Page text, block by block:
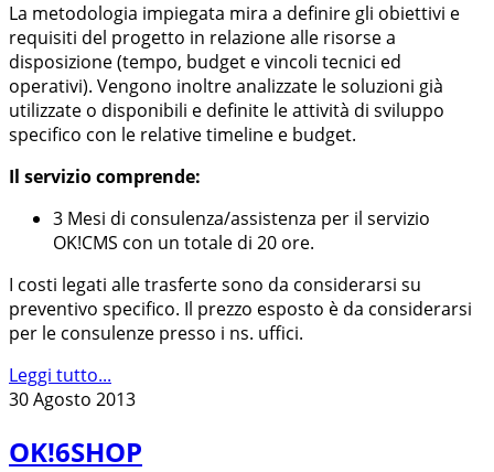
La metodologia impiegata mira a definire gli obiettivi e
requisiti del progetto in relazione alle risorse a
disposizione (tempo, budget e vincoli tecnici ed
operativi). Vengono inoltre analizzate le soluzioni già
utilizzate o disponibili e definite le attività di sviluppo
specifico con le relative timeline e budget.
Il servizio comprende:
3 Mesi di consulenza/assistenza per il servizio
OK!CMS con un totale di 20 ore.
I costi legati alle trasferte sono da considerarsi su
preventivo specifico. Il prezzo esposto è da considerarsi
per le consulenze presso i ns. uffici.
Leggi tutto...
30 Agosto 2013
OK!6SHOP